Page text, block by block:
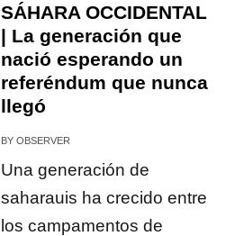
SÁHARA OCCIDENTAL
| La generación que
nació esperando un
referéndum que nunca
llegó
BYOBSERVER
Una generación de
saharauis ha crecido entre
los campamentos de